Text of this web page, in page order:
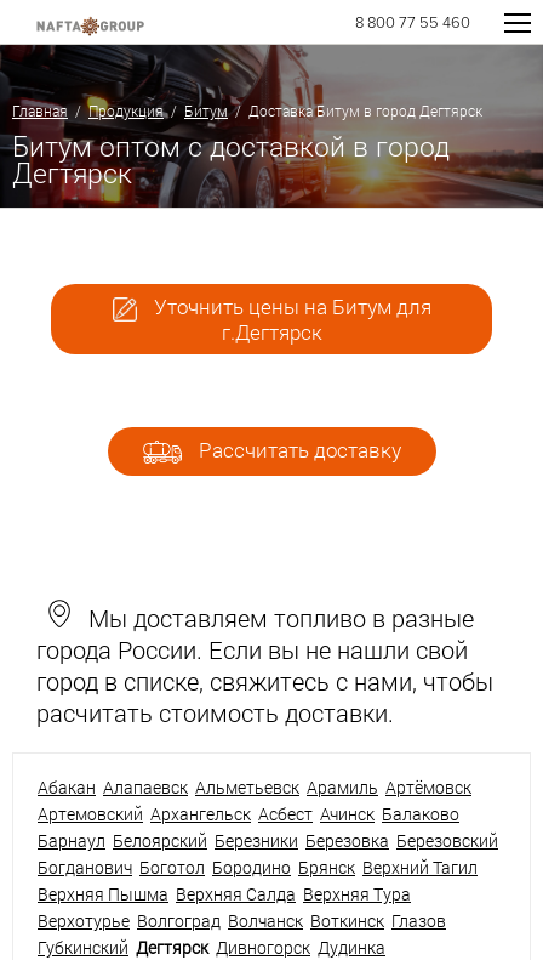
8 800 77 55 460
Главная /Продукция/ Битум/ Доставка Битум в город Дегтярск
Битум оптом с доставкой в город
Дегтярск
Уточнить цены на Битум для
г.Дегтярск
Рассчитать доставку
Мы доставляем топливо в разные
города России. Если вы не нашли свой
город в списке, свяжитесь с нами, чтобы
расчитать стоимость доставки.
Абакан Алапаевск Альметьевск Арамиль Артёмовск
Артемовский Архангельск Асбест Ачинск Балаково
Барнаул Белоярский Березники Березовка Березовский
Богданович Боготол Бородино Брянск Верхний Тагил
Верхняя Пышма Верхняя Салда Верхняя Тура
Верхотурье Волгоград Волчанск Воткинск Глазов
Губкинский Дегтярск Дивногорск Дудинка